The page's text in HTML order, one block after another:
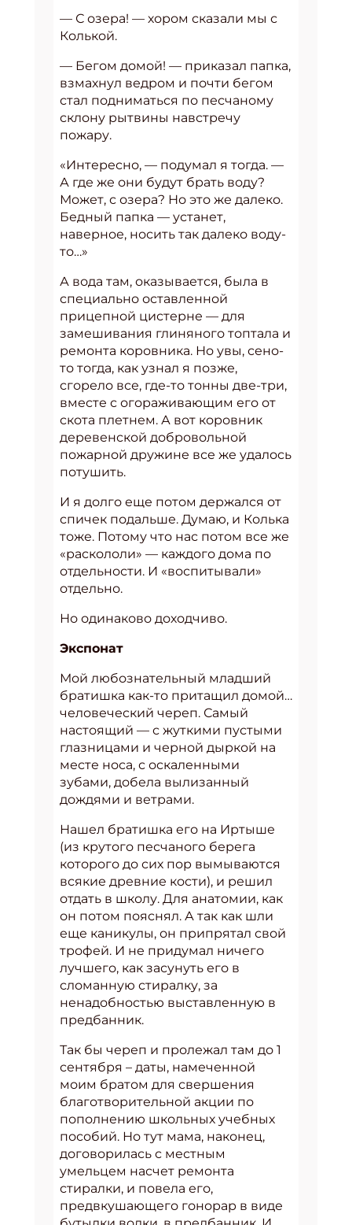
— С озера! — хором сказали мы с
Колькой.
— Бегом домой! — приказал папка,
взмахнул ведром и почти бегом
стал подниматься по песчаному
склону рытвины навстречу
пожару.
«Интересно, — подумал я тогда. —
А где же они будут брать воду?
Может, с озера? Но это же далеко.
Бедный папка — устанет,
наверное, носить так далеко воду-
то…»
А вода там, оказывается, была в
специально оставленной
прицепной цистерне — для
замешивания глиняного топтала и
ремонта коровника. Но увы, сено-
то тогда, как узнал я позже,
сгорело все, где-то тонны две-три,
вместе с огораживающим его от
скота плетнем. А вот коровник
деревенской добровольной
пожарной дружине все же удалось
потушить.
И я долго еще потом держался от
спичек подальше. Думаю, и Колька
тоже. Потому что нас потом все же
«раскололи» — каждого дома по
отдельности. И «воспитывали»
отдельно.
Но одинаково доходчиво.
Экспонат
Мой любознательный младший
братишка как-то притащил домой…
человеческий череп. Самый
настоящий — с жуткими пустыми
глазницами и черной дыркой на
месте носа, с оскаленными
зубами, добела вылизанный
дождями и ветрами.
Нашел братишка его на Иртыше
(из крутого песчаного берега
которого до сих пор вымываются
всякие древние кости), и решил
отдать в школу. Для анатомии, как
он потом пояснял. А так как шли
еще каникулы, он припрятал свой
трофей. И не придумал ничего
лучшего, как засунуть его в
сломанную стиралку, за
ненадобностью выставленную в
предбанник.
Так бы череп и пролежал там до 1
сентября – даты, намеченной
моим братом для свершения
благотворительной акции по
пополнению школьных учебных
пособий. Но тут мама, наконец,
договорилась с местным
умельцем насчет ремонта
стиралки, и повела его,
предвкушающего гонорар в виде